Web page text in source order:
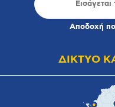
Αποδοχή
ΔΙΚΤΥΟ